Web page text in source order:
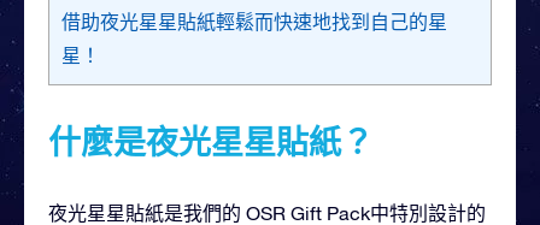
借助夜光星星貼紙輕鬆而快速地找到自己的星
星！
什麼是夜光星星貼紙？
夜光星星貼紙是我們的 OSR Gift Pack中特別設計的